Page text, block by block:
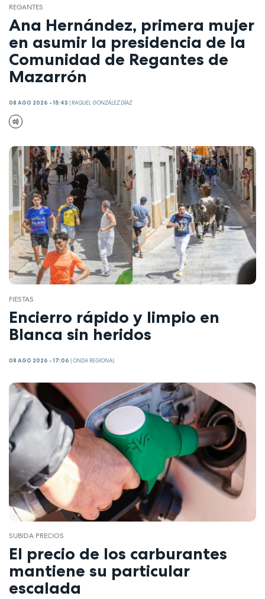
REGANTES
Ana Hernández, primera mujer
en asumir la presidencia de la
Comunidad de Regantes de
Mazarrón
08 AGO 2026 - 15:43 |RAQUEL GONZÁLEZ DÍAZ
FIESTAS
Encierro rápido y limpio en
Blanca sin heridos
08 AGO 2026 - 17:06 |ONDA REGIONAL
SUBIDA PRECIOS
El precio de los carburantes
mantiene su particular
escalada